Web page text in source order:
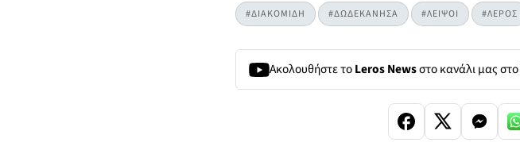
#ΔΙΑΚΟΜΙΔΗ #ΔΩΔΕΚΑΝΗΣΑ #ΛΕΙΨΟΙ #ΛΕΡΟΣ
Ακολουθήστε τοLeros Newsστο κανάλι μας στο